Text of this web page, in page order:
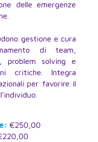
delle emergenze
gestione e cura
di team,
problem solving e
critiche. Integra
per favorire il
€250,00